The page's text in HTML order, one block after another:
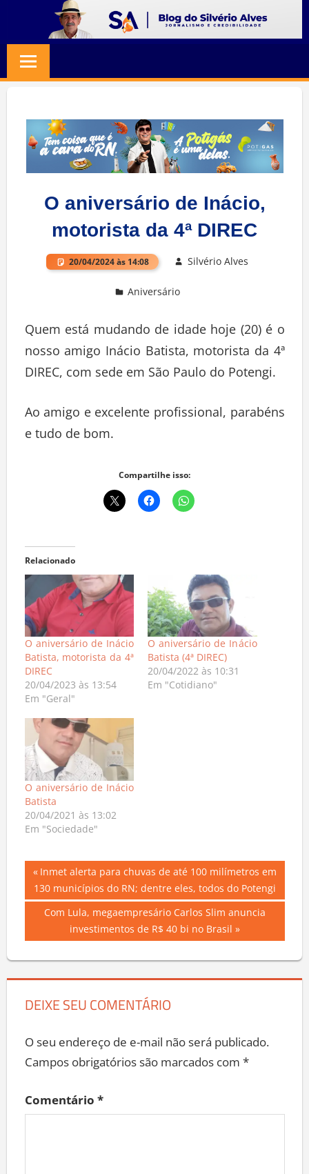
content
SILVERIO
ALVES
Jornalismo
Credibilidade
O aniversário de Inácio,
motorista da 4ª DIREC
20/04/2024 às 14:08 Silvério Alves
Aniversário
Quem está mudando de idade hoje (20) é o
nosso amigo Inácio Batista, motorista da 4ª
DIREC, com sede em São Paulo do Potengi.
Ao amigo e excelente profissional, parabéns
e tudo de bom.
Compartilhe isso:
Relacionado
O aniversário de Inácio
Batista, motorista da 4ª
DIREC
20/04/2023 às 13:54
Em "Geral"
O aniversário de Inácio
Batista (4ª DIREC)
20/04/2022 às 10:31
Em "Cotidiano"
O aniversário de Inácio
Batista
20/04/2021 às 13:02
Em "Sociedade"
Navegação
de
Previous
Post:
Inmet alerta para chuvas de até 100 milímetros em
130 municípios do RN; dentre eles, todos do Potengi
Next
Com Lula, megaempresário Carlos Slim anuncia
investimentos de R$ 40 bi no Brasil
DEIXE SEU COMENTÁRIO
O seu endereço de e-mail não será publicado.
Campos obrigatórios são marcados com *
Comentário *